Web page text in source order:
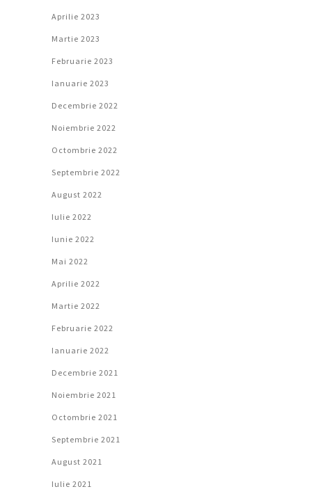
Aprilie 2023
Martie 2023
Februarie 2023
Ianuarie 2023
Decembrie 2022
Noiembrie 2022
Octombrie 2022
Septembrie 2022
August 2022
Iulie 2022
Iunie 2022
Mai 2022
Aprilie 2022
Martie 2022
Februarie 2022
Ianuarie 2022
Decembrie 2021
Noiembrie 2021
Octombrie 2021
Septembrie 2021
August 2021
Iulie 2021